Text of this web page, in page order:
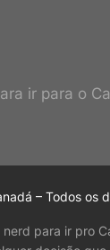
ir para o
– Todos os
para ir pro